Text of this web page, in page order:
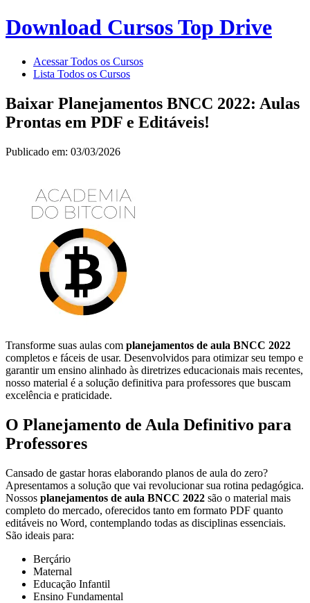
Download Cursos Top Drive
Acessar Todos os Cursos
Lista Todos os Cursos
Baixar Planejamentos BNCC 2022: Aulas
Prontas em PDF e Editáveis!
Publicado em: 03/03/2026
Transforme suas aulas com planejamentos de aula BNCC 2022
completos e fáceis de usar. Desenvolvidos para otimizar seu tempo e
garantir um ensino alinhado às diretrizes educacionais mais recentes,
nosso material é a solução definitiva para professores que buscam
excelência e praticidade.
O Planejamento de Aula Definitivo para
Professores
Cansado de gastar horas elaborando planos de aula do zero?
Apresentamos a solução que vai revolucionar sua rotina pedagógica.
Nossos planejamentos de aula BNCC 2022 são o material mais
completo do mercado, oferecidos tanto em formato PDF quanto
editáveis no Word, contemplando todas as disciplinas essenciais.
São ideais para:
Berçário
Maternal
Educação Infantil
Ensino Fundamental